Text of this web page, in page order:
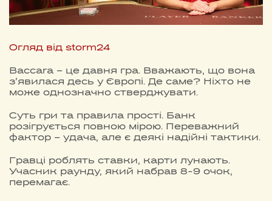
Огляд від storm24
Baccara – це давня гра. Вважають, що вона
з’явилася десь у Європі. Де саме? Ніхто не
може однозначно стверджувати.
Суть гри та правила прості. Банк
розігрується повною мірою. Переважний
фактор – удача, але є деякі надійні тактики.
Гравці роблять ставки, карти лунають.
Учасник раунду, який набрав 8-9 очок,
перемагає.